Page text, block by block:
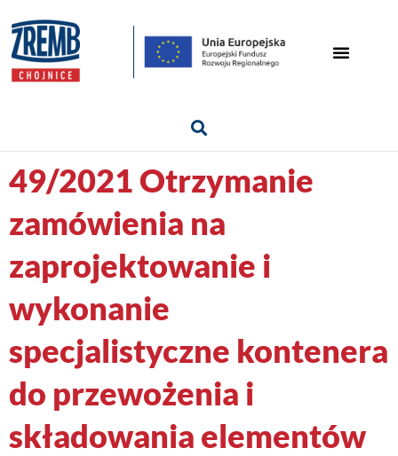
49/2021 Otrzymanie
zamówienia na
zaprojektowanie i
wykonanie
specjalistyczne kontenera
do przewożenia i
składowania elementów